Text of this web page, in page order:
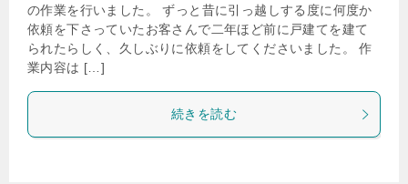
の作業を行いました。 ずっと昔に引っ越しする度に何度か
依頼を下さっていたお客さんで二年ほど前に戸建てを建て
られたらしく、久しぶりに依頼をしてくださいました。 作
業内容は […]
続きを読む